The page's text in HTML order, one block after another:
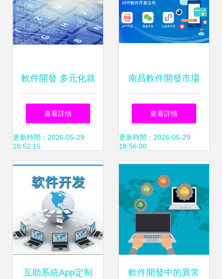
軟件開發 多元化就
業方向與廣闊前景
展望
查看詳情
更新時間：2026-05-29
18:52:15
南昌軟件開發市場
探析 APP開發與網
絡開發公司的機遇
查看詳情
更新時間：2026-05-29
18:56:00
互助系統App定制 軟件開發中的異常